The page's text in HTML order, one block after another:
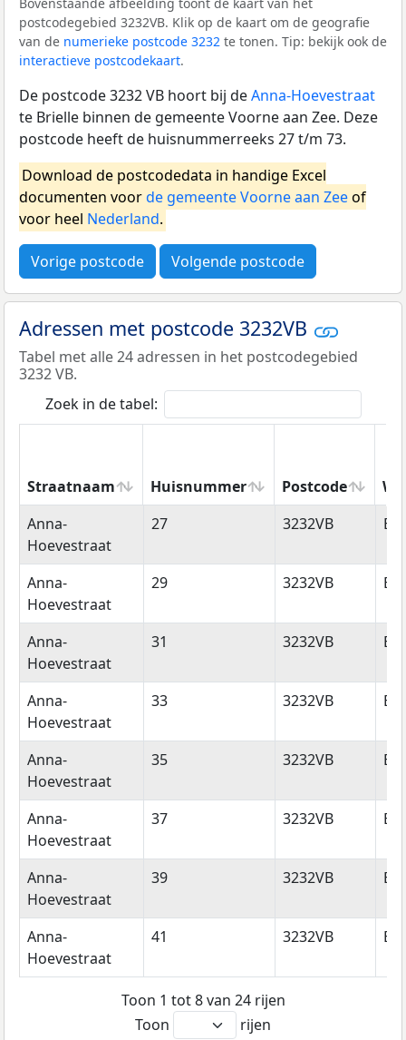
Bovenstaande afbeelding toont de kaart van het
postcodegebied 3232VB. Klik op de kaart om de geografie
van de numerieke postcode 3232 te tonen. Tip: bekijk ook de
interactieve postcodekaart.
De postcode 3232 VB hoort bij deAnna-Hoevestraat
te Brielle binnen de gemeente Voorne aan Zee. Deze
postcode heeft de huisnummerreeks 27 t/m 73.
Download de postcodedata in handige Excel
documenten voorde gemeente Voorne aan Zeeof
voor heel Nederland.
Vorige postcode Volgende postcode
Adressen met postcode 3232VB
Tabel met alle 24 adressen in het postcodegebied
3232 VB.
Zoek in de tabel:
Straatnaam Huisnummer Postcode
Straatnaam
Huisnummer Postcode
Anna-
Hoevestraat
27 3232VB
Anna-
Hoevestraat
29 3232VB
Anna-
Hoevestraat
31 3232VB
Anna-
Hoevestraat
33 3232VB
Anna-
Hoevestraat
35 3232VB
Anna-
Hoevestraat
37 3232VB
Anna-
Hoevestraat
39 3232VB
Anna-
Hoevestraat
41 3232VB
Toon 1 tot 8 van 24 rijen
Toon
rijen